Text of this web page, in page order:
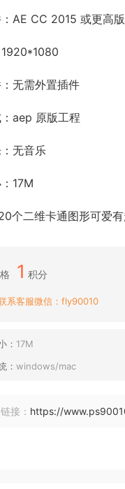
AE CC 2015 或更高
无需外置插件
aep 原版工程
无音乐
17M
个二维卡通图形可爱
1 积分
系客服微信：fly90010
： 17M
： windows/mac
接： https://